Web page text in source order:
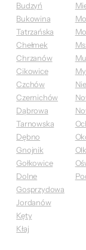
Budzyń
Bukowina
Tatrzańska
Chełmek
Chrzanów
Cikowice
Czchów
Czernichów
Dąbrowa
Tarnowska
Dębno
Gnojnik
Gołkowice
Dolne
Gosprzydowa
Jordanów
Kęty
Kłaj